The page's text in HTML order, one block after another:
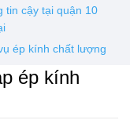
tin cậy tại quận 10
ép kính chất lượng
ép kính